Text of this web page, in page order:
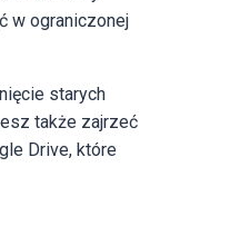
w ograniczonej
starych
także zajrzeć
Drive, które